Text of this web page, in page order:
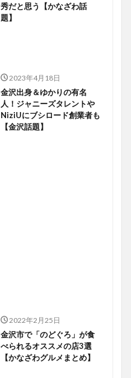
秀だと思う【かなざわ話
題】
2023年4月18日
金沢出身＆ゆかりの有名
人！ジャニーズタレントや
NiziUにブシロード創業者も
【金沢話題】
2022年2月25日
金沢市で「のどぐろ」が食
べられるオススメの店3選
【かなざわグルメまとめ】